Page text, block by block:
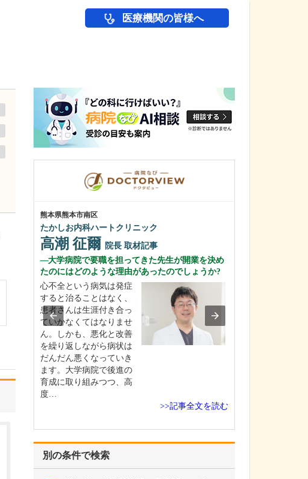
医療機関の皆様へ
別の条件で検索
熊本県熊本市南区
たかしお内科ハートクリニック
高潮 征爾 院長 取材記事
大学病院で要職を担ってきた先生が開業を決め
たのにはどのような理由があったのでしょうか?
心不全という病気は発症
すると治ることはなく、
患者さんは生涯付き合っ
ていかなくてはなりませ
ん。しかも、悪化と改善
を繰り返しながら病状は
だんだん悪くなっていき
ます。大学病院で後進の
育成に取り組みつつ、高
度…
>>記事全文を読む